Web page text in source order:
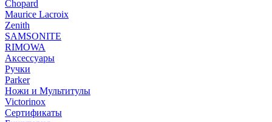
Chopard
Maurice Lacroix
Zenith
SAMSONITE
RIMOWA
Аксессуары
Ручки
Parker
Ножи и Мультитулы
Victorinox
Сертификаты